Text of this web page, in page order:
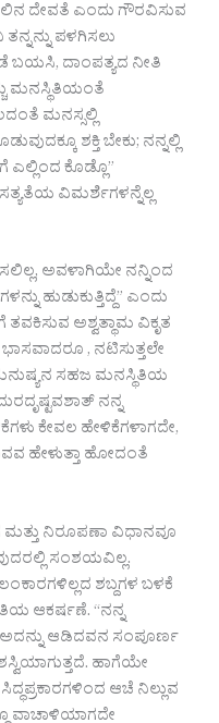
ದೇವತೆ ಎಂದು ಗೌರವಿಸುವ
ಪಳಗಿಸಲು
ಬಯಸಿ, ದಾಂಪತ್ಯದ ನೀತಿ
ಮನಸ್ಥಿತಿಯಂತೆ
ಮನಸ್ಸಲ್ಲಿ
ಶಕ್ತಿ ಬೇಕು; ನನ್ನಲ್ಲಿ
ಕೊಡ್ಲೊ”
ವಿಮರ್ಶೆಗಳನ್ನೆಲ್ಲ
ಅವಳಾಗಿಯೇ ನನ್ನಿಂದ
ಹುಡುಕುತ್ತಿದ್ದೆ” ಎಂದು
ಅಶ್ವತ್ಥಾಮ ವಿಕೃತ
, ನಟಿಸುತ್ತಲೇ
ಸಹಜ ಮನಸ್ಥಿತಿಯ
ನನ್ನ
ಕೇವಲ ಹೇಳಿಕೆಗಳಾಗದೇ,
ಹೇಳುತ್ತಾ ಹೋದಂತೆ
ಮತ್ತು ನಿರೂಪಣಾ ವಿಧಾನವೂ
ಸಂಶಯವಿಲ್ಲ.
ಶಬ್ದಗಳ ಬಳಕೆ
ಆಕರ್ಷಣೆ. “ನನ್ನ
ಅದನ್ನು ಆಡಿದವನ ಸಂಪೂರ್ಣ
ಹಾಗೆಯೇ
ಆಚೆ ನಿಲ್ಲುವ
ವಾಚಾಳಿಯಾಗದೇ